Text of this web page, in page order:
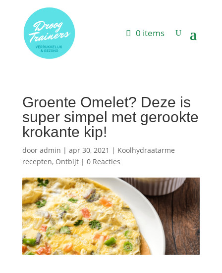
0 items
Groente Omelet? Deze is
super simpel met gerookte
krokante kip!
door admin | apr 30, 2021 | Koolhydraatarme
recepten, Ontbijt| 0 Reacties